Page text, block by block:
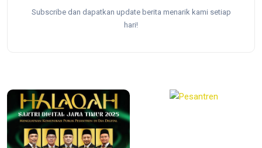
Subscribe dan dapatkan update berita menarik kami setiap
hari!